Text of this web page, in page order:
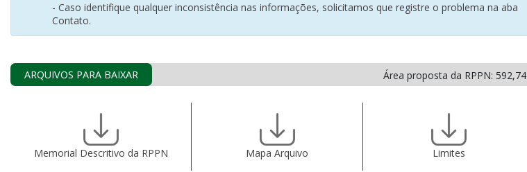
- Caso identifique qualquer inconsistência nas informações, solicitamos que registre o problema na aba
Contato.
ARQUIVOS PARA BAIXAR Área proposta da RPPN: 592,74
Memorial Descritivo da RPPN Mapa Arquivo Limites